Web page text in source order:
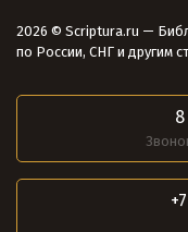
2026 © Scriptura.ru —
по России, СНГ и другим